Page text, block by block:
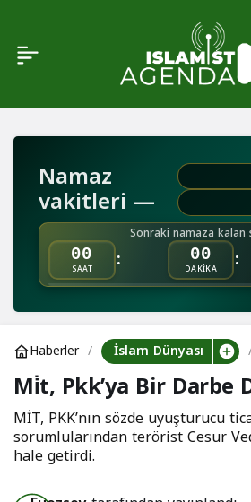
Namaz
vakitleri —
Sonraki namaza kalan
00
SAAT : 00
DAKİKA :
Haberler İslam Dünyası
Mi̇t, Pkk’ya Bir Darbe
MİT, PKK’nın sözde uyuşturucu
sorumlularından terörist Cesur
hale getirdi.
Daha Vurdu!